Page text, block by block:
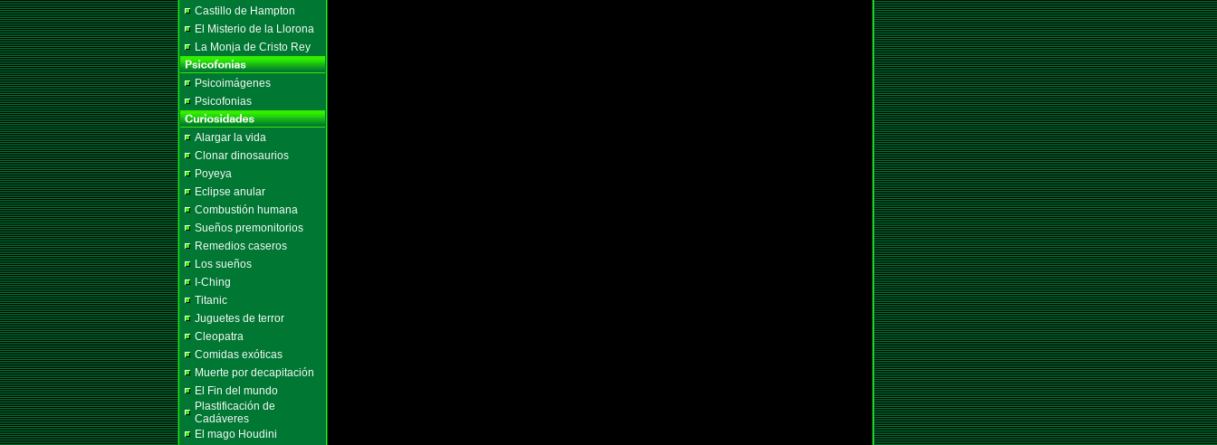
Castillo de Hampton
El Misterio de la Llorona
La Monja de Cristo Rey
Psicoimágenes
Psicofonias
Alargar la vida
Clonar dinosaurios
Poyeya
Eclipse anular
Combustión humana
Sueños premonitorios
Remedios caseros
Los sueños
I-Ching
Titanic
Juguetes de terror
Cleopatra
Comidas exóticas
Muerte por decapitación
El Fin del mundo
Plastificación de
Cadáveres
El mago Houdini